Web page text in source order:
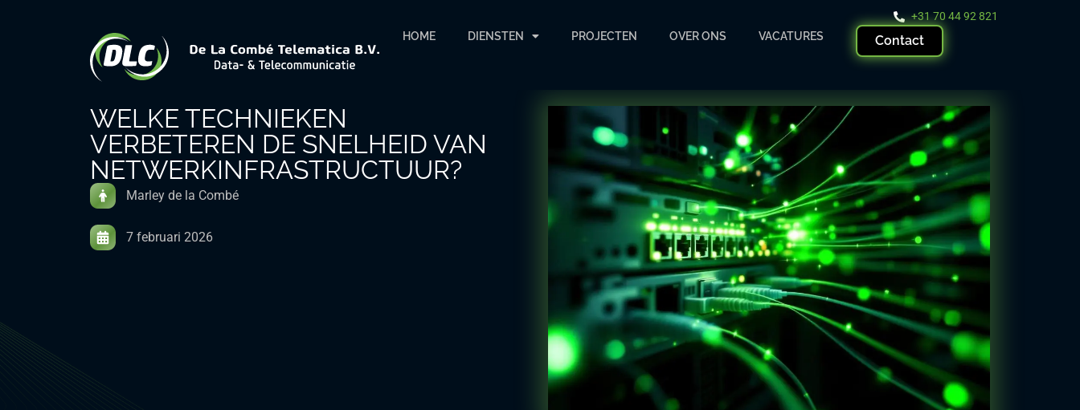
+31 70 44 92 821
HOME
DIENSTEN PROJECTEN OVER ONS VACATURES Contact
WELKE TECHNIEKEN
VERBETEREN DE SNELHEID VAN
NETWERKINFRASTRUCTUUR?
Marley de la Combé
7 februari 2026